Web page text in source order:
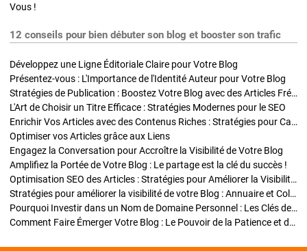
Vous !
12 conseils pour bien débuter son blog et booster son trafic
Développez une Ligne Éditoriale Claire pour Votre Blog
Présentez-vous : L'Importance de l'Identité Auteur pour Votre Blog
Stratégies de Publication : Boostez Votre Blog avec des Articles Fréquents et Exclusifs
L'Art de Choisir un Titre Efficace : Stratégies Modernes pour le SEO
Enrichir Vos Articles avec des Contenus Riches : Stratégies pour Captiver et Optimiser
Optimiser vos Articles grâce aux Liens
Engagez la Conversation pour Accroître la Visibilité de Votre Blog
Amplifiez la Portée de Votre Blog : Le partage est la clé du succès !
Optimisation SEO des Articles : Stratégies pour Améliorer la Visibilité de Votre Blog
Stratégies pour améliorer la visibilité de votre Blog : Annuaire et Collaborations
Pourquoi Investir dans un Nom de Domaine Personnel : Les Clés de la Réussite de Votre Blog
Comment Faire Émerger Votre Blog : Le Pouvoir de la Patience et de la Persévérance